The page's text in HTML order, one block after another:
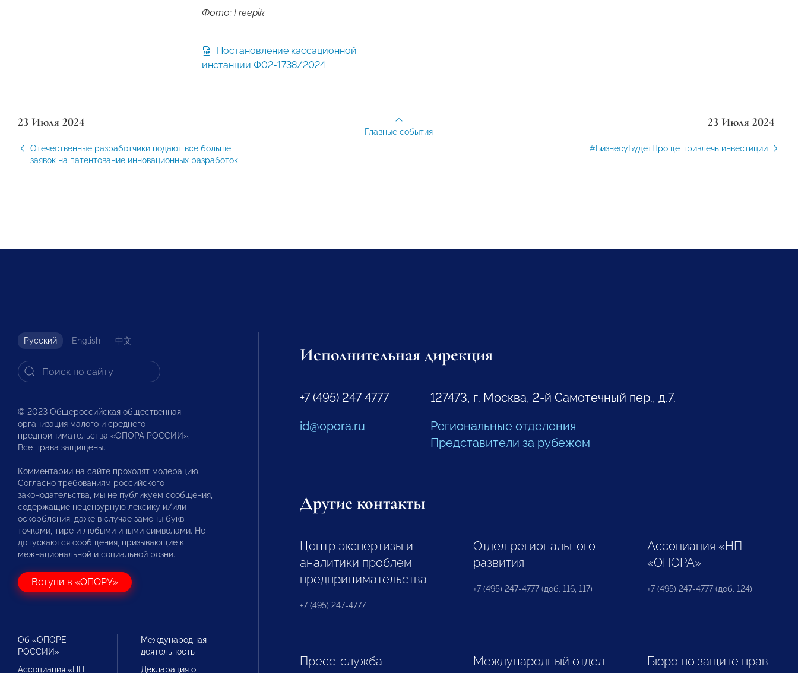
Фото: Freepik
инстанции Ф02-1738/2024
23 Июля 2024
Отечественные разработчики подают все больше
заявок на патентование инновационных разработок
23 Июля 2024
#БизнесуБудетПроще привлечь инвестиции
Главные события
Русский English 中文
© 2023 Общероссийская общественная
организация малого и среднего
предпринимательства «ОПОРА РОССИИ».
Все права защищены.
Комментарии на сайте проходят модерацию.
Согласно требованиям российского
законодательства, мы не публикуем сообщения,
содержащие нецензурную лексику и/или
оскорбления, даже в случае замены букв
точками, тире и любыми иными символами. Не
допускаются сообщения, призывающие к
межнациональной и социальной розни.
Вступи в «ОПОРУ»
Об «ОПОРЕ
РОССИИ»
Ассоциация «НП
Международная
деятельность
Декларация о
Исполнительная дирекция
+7 (495) 247 4777
id@opora.ru
127473, г. Москва, 2-й Самотечный пер., д.7.
Региональные отделения
Представители за рубежом
Другие контакты
Центр экспертизы и
аналитики проблем
предпринимательства
+7 (495) 247-4777
Отдел регионального
развития
+7 (495) 247-4777 (доб. 116, 117)
Ассоциация «НП
«ОПОРА»
+7 (495) 247-4777 (доб. 124)
Пресс-служба
Международный отдел
Бюро по защите прав